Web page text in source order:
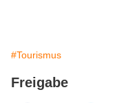
#Tourismus
Freigabe